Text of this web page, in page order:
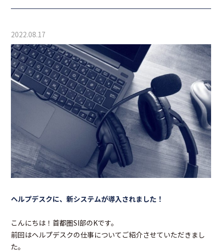
2022.08.17
ヘルプデスクに、新システムが導入されました！
こんにちは！首都圏SI部のKです。
前回はヘルプデスクの仕事についてご紹介させていただきまし
た。